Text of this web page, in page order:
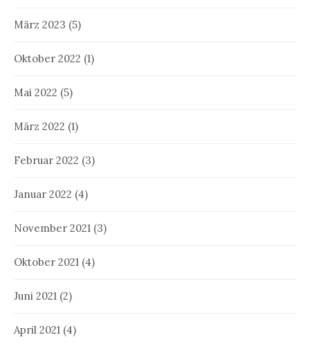
März 2023 (5)
Oktober 2022 (1)
Mai 2022 (5)
März 2022 (1)
Februar 2022 (3)
Januar 2022 (4)
November 2021 (3)
Oktober 2021 (4)
Juni 2021 (2)
April 2021 (4)